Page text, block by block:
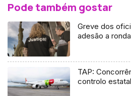
Pode também gostar
Greve dos
adesão a
TAP:
controlo